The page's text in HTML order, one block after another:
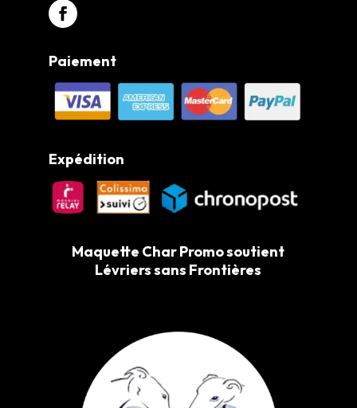
Paiement
Expédition
Maquette Char Promo soutient
Lévriers sans Frontières